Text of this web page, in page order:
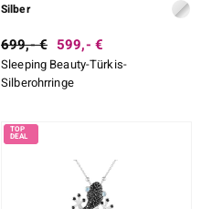
Silber
699,- € 599,- €
Sleeping Beauty-Türkis-
Silberohrringe